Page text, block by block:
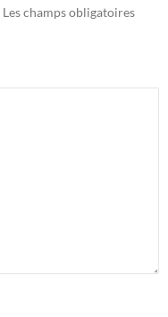
Les champs obligatoires